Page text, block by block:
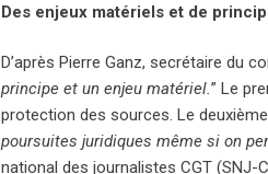
Des enjeux matériels et de
D’après Pierre Ganz, secrétaire du
principe et un enjeu matériel.” Le
protection des sources. Le
poursuites juridiques même si on
national des journalistes CGT